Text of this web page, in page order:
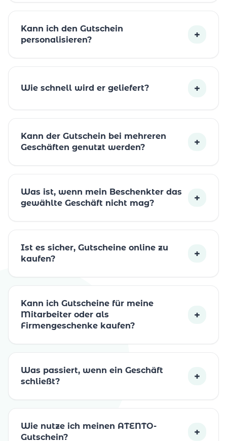
Kann ich den Gutschein
personalisieren?
+
Wie schnell wird er geliefert? +
Kann der Gutschein bei mehreren
Geschäften genutzt werden?
+
Was ist, wenn mein Beschenkter das
gewählte Geschäft nicht mag?
+
Ist es sicher, Gutscheine online zu
kaufen?
+
Kann ich Gutscheine für meine
Mitarbeiter oder als
Firmengeschenke kaufen?
+
Was passiert, wenn ein Geschäft
schließt?
+
Wie nutze ich meinen ATENTO-
Gutschein?
+